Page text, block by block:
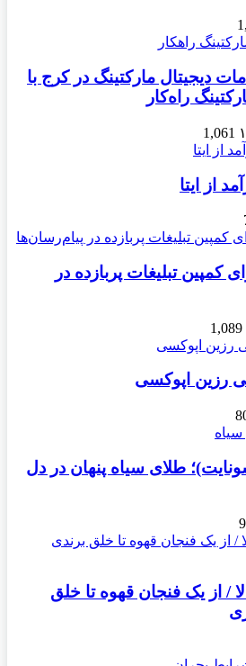
دیجیتال مارکتینگ در کرج با
راه‌کار
1,061
از ایتا
کمپین تبلیغات پربازده در
1,089
رزین اپوکسی
طلای سیاه پنهان در دل
/ از یک فنجان قهوه تا خلق